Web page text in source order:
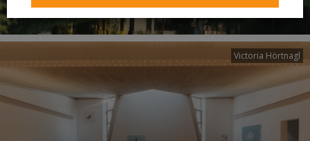
Victoria Hörtnagl